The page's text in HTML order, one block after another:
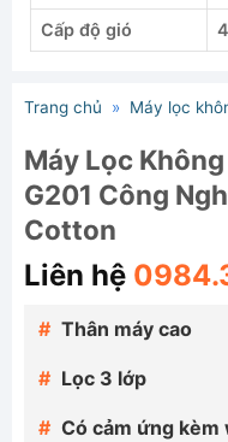
Cấp độ gió
Trang chủ » Máy lọc
Máy Lọc
G201 Công
Cotton
Liên hệ
Thân máy cao
Lọc 3 lớp
Có cảm ứng kèm